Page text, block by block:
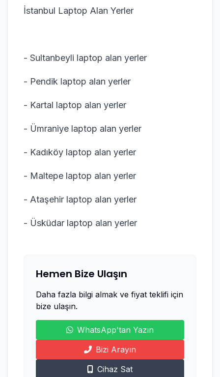
İstanbul Laptop Alan Yerler
- Sultanbeyli laptop alan yerler
- Pendik laptop alan yerler
- Kartal laptop alan yerler
- Ümraniye laptop alan yerler
- Kadıköy laptop alan yerler
- Maltepe laptop alan yerler
- Ataşehir laptop alan yerler
- Üsküdar laptop alan yerler
Hemen Bize Ulaşın
Daha fazla bilgi almak ve fiyat teklifi için
bize ulaşın.
WhatsApp'tan Yazın
Bizi Arayın
Cihaz Sat